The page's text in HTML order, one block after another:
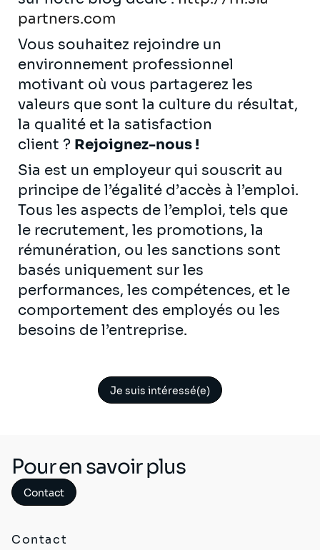
partners.com
Vous souhaitez rejoindre un
environnement professionnel
motivant où vous partagerez les
valeurs que sont la culture du résultat,
la qualité et la satisfaction
client ? Rejoignez-nous !
Sia est un employeur qui souscrit au
principe de l’égalité d’accès à l’emploi.
Tous les aspects de l’emploi, tels que
le recrutement, les promotions, la
rémunération, ou les sanctions sont
basés uniquement sur les
performances, les compétences, et le
comportement des employés ou les
besoins de l’entreprise.
Je suis intéressé(e)
Pour en savoir plus
Contact
Contact